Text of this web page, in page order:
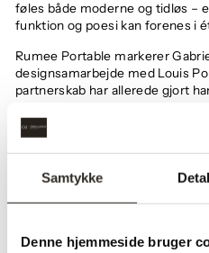
Samtykke
Denne hjemmeside bruger
føles både moderne og tidløs –
funktion og poesi kan forenes i
Rumee Portable markerer
designsamarbejde med Louis
partnerskab har allerede gjort
of the Year 2025. Resultatet er
funktionalitet, æstetik og varme
personlig og universel – som et
tage med dig.
MANGLEDE